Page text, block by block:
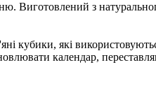
Виготовлений з
кубики, які
календар,